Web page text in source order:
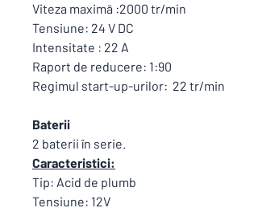
Viteza maximă :2000 tr/min
Tensiune: 24 V DC
Intensitate : 22 A
Raport de reducere: 1:90
Regimul start-up-urilor: 22 tr/min
Baterii
2 baterii în serie.
Caracteristici:
Tip: Acid de plumb
Tensiune: 12V